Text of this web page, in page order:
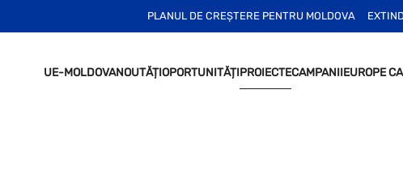
PLANUL DE CREȘTERE PENTRU MOLDOVA
UE-MOLDOVANOUTĂȚIOPORTUNITĂȚIPROIECTECAMPANIIEUROPE